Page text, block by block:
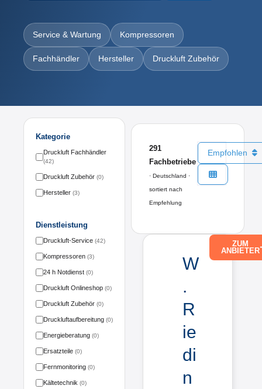
Service & Wartung Kompressoren
Fachhändler Hersteller Druckluft Zubehör
Kategorie
Druckluft Fachhändler
(42)
Druckluft Zubehör (0)
Hersteller (3)
Dienstleistung
Druckluft-Service (42)
Kompressoren (3)
24 h Notdienst (0)
Druckluft Onlineshop (0)
Druckluft Zubehör (0)
Druckluftaufbereitung (0)
Energieberatung (0)
Ersatzteile (0)
Fernmonitoring (0)
Kältetechnik (0)
291
Fachbetriebe
· Deutschland ·
sortiert nach
Empfehlung
Empfohlen
W
.
R
ie
di
n
ZUM
ANBIETER